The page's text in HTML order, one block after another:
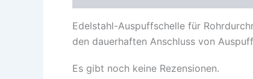
Edelstahl-Auspuffschelle für
den dauerhaften Anschluss von
Es gibt noch keine Rezensionen.